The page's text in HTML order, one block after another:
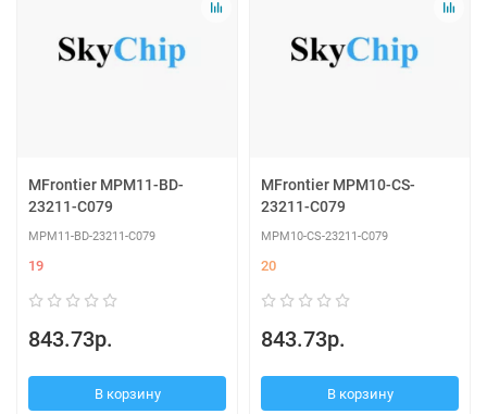
MFrontier MPM11-BD-
23211-C079
MPM11-BD-23211-C079
19
843.73р.
В корзину
MFrontier MPM10-CS-
23211-C079
MPM10-CS-23211-C079
20
843.73р.
В корзину